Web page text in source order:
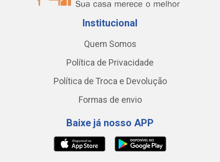
Institucional
Quem Somos
Política de Privacidade
Política de Troca e Devolução
Formas de envio
Baixe já nosso APP